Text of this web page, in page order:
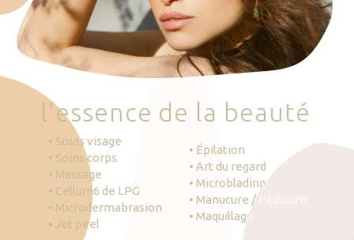
Prendre RDV
'essence de la beauté
• Soins visage
• Soins corps
• Massage
• Cellum6 de LPG
• Microdermabrasion
• Jet peel
• Épilation
• Art du regard
• Microblading
• Manucure / Pédicure
• Maquillage